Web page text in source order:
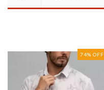
74% OFF